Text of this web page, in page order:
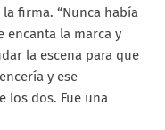
firma. “Nunca había
encanta la marca y
la escena para que
y ese
los dos. Fue una